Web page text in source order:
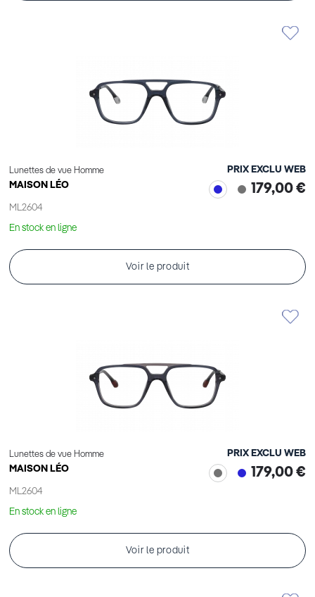
Lunettes de vue Homme
MAISON LÉO
ML2604
PRIX EXCLU WEB
179,00 €
En stock en ligne
Voir le produit
Lunettes de vue Homme
MAISON LÉO
ML2604
PRIX EXCLU WEB
179,00 €
En stock en ligne
Voir le produit